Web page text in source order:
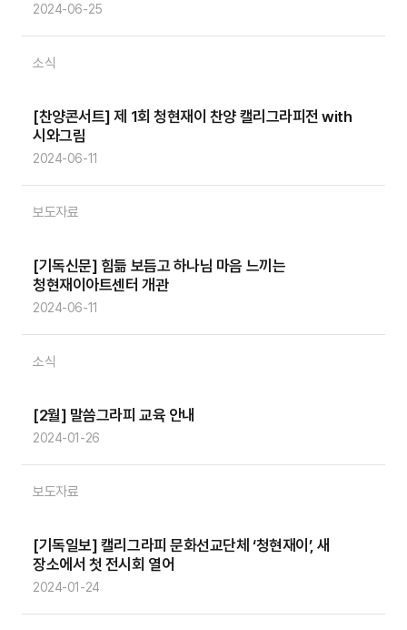
2024-06-25
소식
[찬양콘서트] 제 1회 청현재이 찬양 캘리그라피전 with
시와그림
2024-06-11
보도자료
[기독신문] 힘듦 보듬고 하나님 마음 느끼는
청현재이아트센터 개관
2024-06-11
소식
[2월] 말씀그라피 교육 안내
2024-01-26
보도자료
[기독일보] 캘리그라피 문화선교단체 ‘청현재이’, 새
장소에서 첫 전시회 열어
2024-01-24